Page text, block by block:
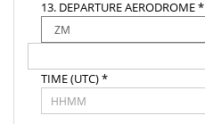
13. DEPARTURE AERODROME *
TIME (UTC) *